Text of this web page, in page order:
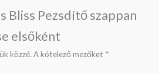
Bliss Pezsdítő szappan
elsőként
közzé. A kötelező mezőket *